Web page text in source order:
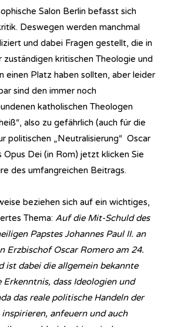
Salon Berlin befasst sich
Deswegen werden manchmal
und dabei Fragen gestellt, die in
kritischen Theologie und
einen Platz haben sollten, aber leider
sind den immer noch
katholischen Theologen
also zu gefährlich (auch für die
politischen „Neutralisierung“ Oscar
Opus Dei (in Rom) jetzt klicken Sie
des umfangreichen Beitrags.
beziehen sich auf ein wichtiges,
Thema: Auf die Mit-Schuld des
Papstes Johannes Paul II. an
Erzbischof Oscar Romero am 24.
ist dabei die allgemein bekannte
dass Ideologien und
das reale politische Handeln der
anfeuern und auch